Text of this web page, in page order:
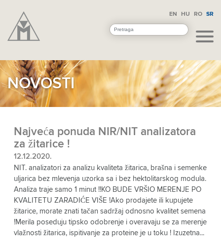
EN HU RO SR
NOVOSTI
Najveća ponuda NIR/NIT analizatora
za žitarice !
12.12.2020.
NIT. analizatori za analizu kvaliteta žitarica, brašna i semenke
uljarica bez mlevenja uzorka sa i bez hektolitarskog modula.
Analiza traje samo 1 minut !!KO BUDE VRŠIO MERENJE PO
KVALITETU ZARADIĆE VIŠE !Ako prodajete ili kupujete
žitarice, morate znati tačan sadržaj odnosno kvalitet semena
!Merila poseduju tipsko odobrenje i overavaju se za merenje
vlažnosti žitarica, ispitivanje za proteine je u toku ! Izuzetna...